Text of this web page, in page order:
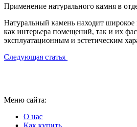
Применение натурального камня в
Натуральный камень находит широкое
как интерьера помещений, так и их
эксплуатационным и эстетическим
Следующая статья
Меню сайта:
О нас
Как купить